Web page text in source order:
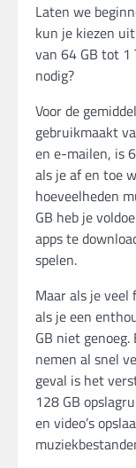
Laten we
kun je kiezen
van 64 GB tot 1
nodig?
Voor de
gebruikmaakt
en e-mailen, is
als je af en toe
hoeveelheden
GB heb je
apps te
spelen.
Maar als je veel
als je een
GB niet genoeg.
nemen al snel
geval is het
128 GB
en video’s